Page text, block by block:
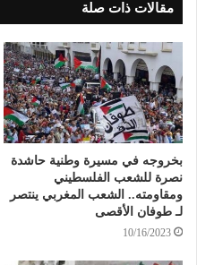
مقالات ذات صلة
بخروجه في مسيرة وطنية حاشدة
نصرة للشعب الفلسطيني
ومقاومته.. الشعب المغربي ينتصر
لـ طوفان الأقصى
10/16/2023